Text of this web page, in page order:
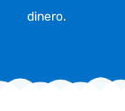
dinero.